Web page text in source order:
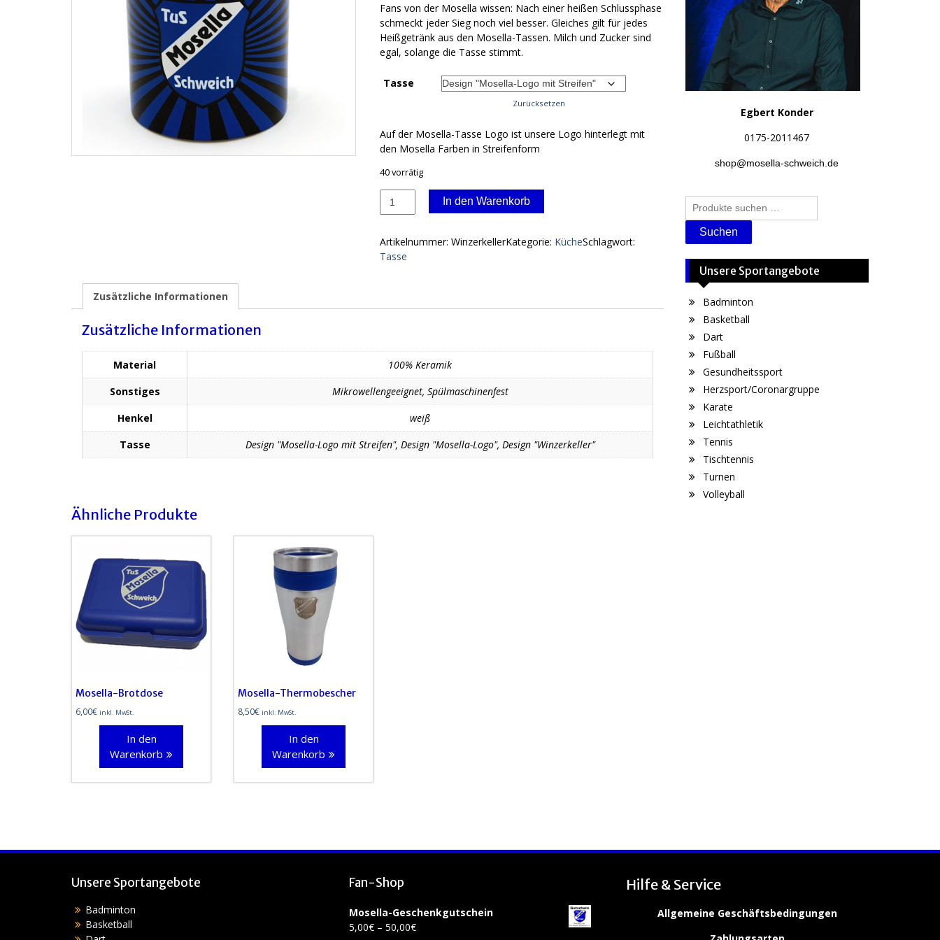
Fans von der Mosella wissen: Nach einer heißen Schlussphase
schmeckt jeder Sieg noch viel besser. Gleiches gilt für jedes
Heißgetränk aus den Mosella-Tassen. Milch und Zucker sind
egal, solange die Tasse stimmt.
Tasse
Zurücksetzen
Auf der Mosella-Tasse Logo ist unsere Logo hinterlegt mit
den Mosella Farben in Streifenform
40 vorrätig
Mosella-
Tassen
In den Warenkorb
Artikelnummer: WinzerkellerKategorie: KücheSchlagwort:
Tasse
Zusätzliche Informationen
Zusätzliche Informationen
Material
100% Keramik
Sonstiges
Mikrowellengeeignet, Spülmaschinenfest
Henkel
weiß
Tasse
Design "Mosella-Logo mit Streifen", Design "Mosella-Logo", Design "Winzerkeller"
Ähnliche Produkte
Mosella-Brotdose
6,00€ inkl. MwSt.
In den
Warenkorb
Mosella-Thermobescher
8,50€ inkl. MwSt.
In den
Warenkorb
Egbert Konder
0175-2011467
shop@mosella-schweich.de
Suchen
nach:
Suchen
Unsere Sportangebote
Badminton
Basketball
Dart
Fußball
Gesundheitssport
Herzsport/Coronargruppe
Karate
Leichtathletik
Tennis
Tischtennis
Turnen
Volleyball
Unsere Sportangebote
Badminton
Basketball
Fan-Shop
Mosella-Geschenkgutschein
5,00€ – 50,00€Preisspanne:
Hilfe & Service
Allgemeine Geschäftsbedingungen